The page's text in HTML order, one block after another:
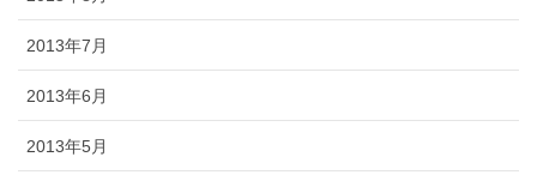
2013年7月
2013年6月
2013年5月